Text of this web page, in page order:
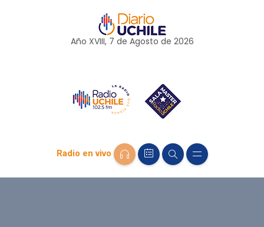
Año XVIII, 7 de Agosto de 2026
Radio en vivo